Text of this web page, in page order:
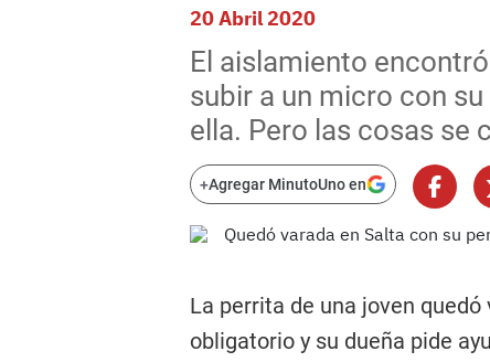
20 Abril 2020
El aislamiento
subir a un micro con
ella. Pero las cosas se
+Agregar MinutoUno en
La perrita de una joven
obligatorio y su dueña pide